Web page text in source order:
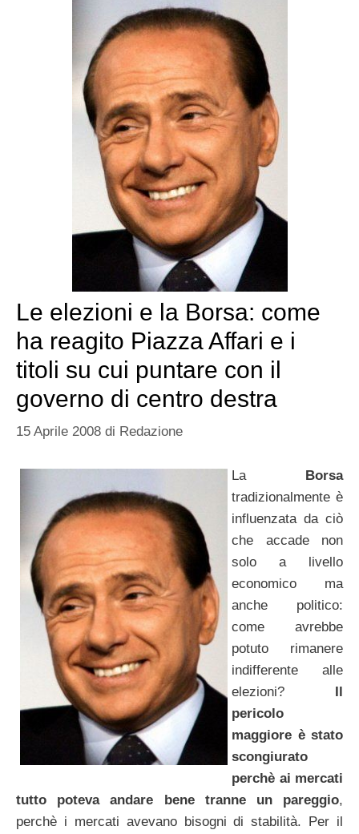
Le elezioni e la Borsa: come
ha reagito Piazza Affari e i
titoli su cui puntare con il
governo di centro destra
15 Aprile 2008 di Redazione
La Borsa
tradizionalmente è
influenzata da ciò
che accade non
solo a livello
economico ma
anche politico:
come avrebbe
potuto rimanere
indifferente alle
elezioni? Il
pericolo
maggiore è stato
scongiurato
perchè ai mercati
tutto poteva andare bene tranne un pareggio,
perchè i mercati avevano bisogni di stabilità. Per il